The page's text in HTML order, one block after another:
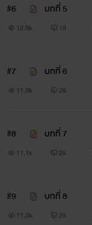
#6 บทที่ 5
12.9k 19
#7 บทที่ 6
11.9k 25
#8 บทที่ 7
11.1k 25
#9 บทที่ 8
11.3k 25